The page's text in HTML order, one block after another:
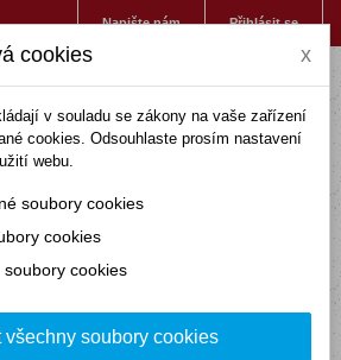
Přihlásit se
Napište nám
cookies x
v souladu se zákony na vaše zařízení
cookies. Odsouhlaste prosím nastavení
webu.
soubory cookies
cookies
cookies
všechny soubory cookies